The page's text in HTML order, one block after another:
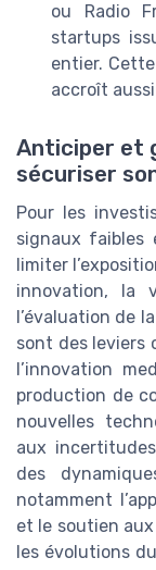
ou Radio
startups
entier.
accroît
Anticiper et
sécuriser
Pour les
signaux faibles
limiter
innovation, la
l’évaluation de
sont des leviers
l’innovation
production de
nouvelles
aux
des
notamment
et le soutien
les évolutions